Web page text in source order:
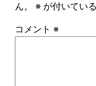
ん。
※ が付いてい
コメント ※